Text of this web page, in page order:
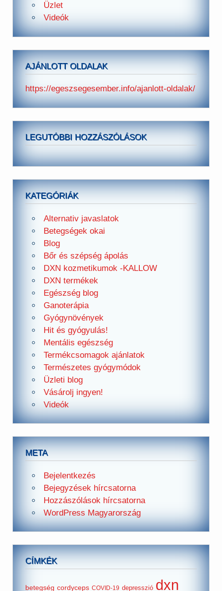
Üzlet
Videók
AJÁNLOTT OLDALAK
https://egeszsegesember.info/ajanlott-oldalak/
LEGUTÓBBI HOZZÁSZÓLÁSOK
KATEGÓRIÁK
Alternativ javaslatok
Betegségek okai
Blog
Bőr és szépség ápolás
DXN kozmetikumok -KALLOW
DXN termékek
Egészség blog
Ganoterápia
Gyógynövények
Hit és gyógyulás!
Mentális egészség
Termékcsomagok ajánlatok
Természetes gyógymódok
Üzleti blog
Vásárolj ingyen!
Videók
META
Bejelentkezés
Bejegyzések hírcsatorna
Hozzászólások hírcsatorna
WordPress Magyarország
CÍMKÉK
betegség cordyceps COVID-19 depresszió dxn